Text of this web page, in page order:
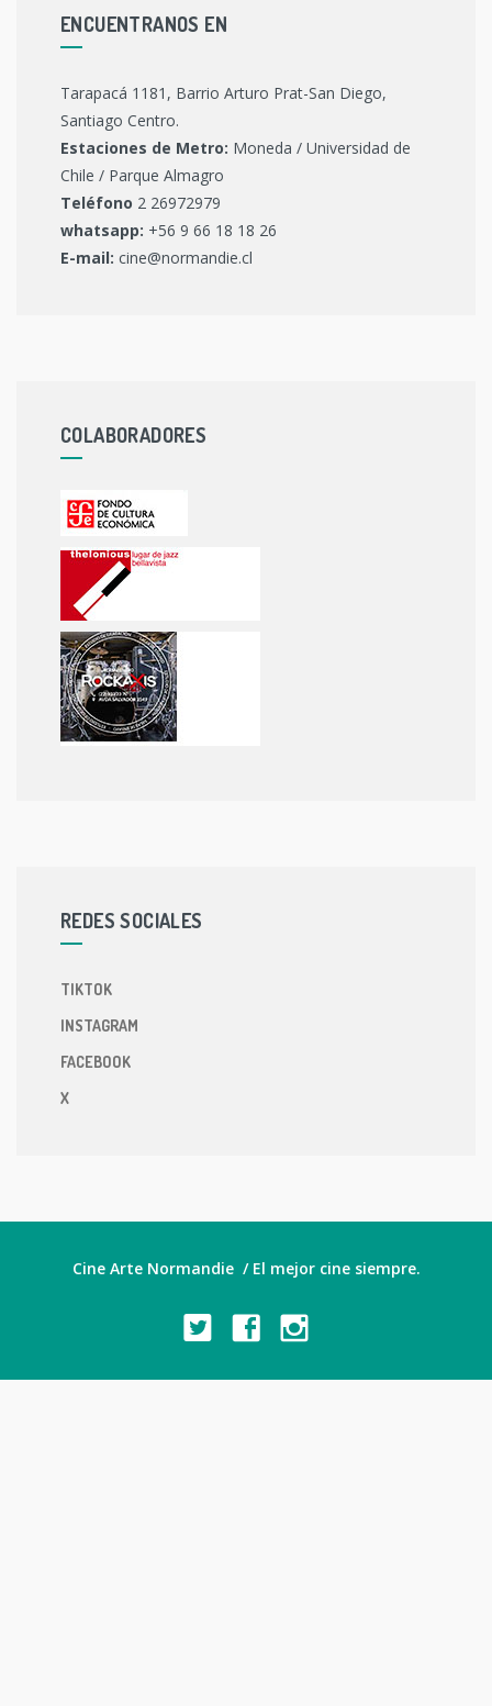
ENCUENTRANOS EN
Tarapacá 1181, Barrio Arturo Prat-San Diego,
Santiago Centro.
Estaciones de Metro: Moneda / Universidad de
Chile / Parque Almagro
Teléfono 2 26972979
whatsapp: +56 9 66 18 18 26
E-mail: cine@normandie.cl
COLABORADORES
REDES SOCIALES
TIKTOK
INSTAGRAM
FACEBOOK
X
Cine Arte Normandie / El mejor cine siempre.